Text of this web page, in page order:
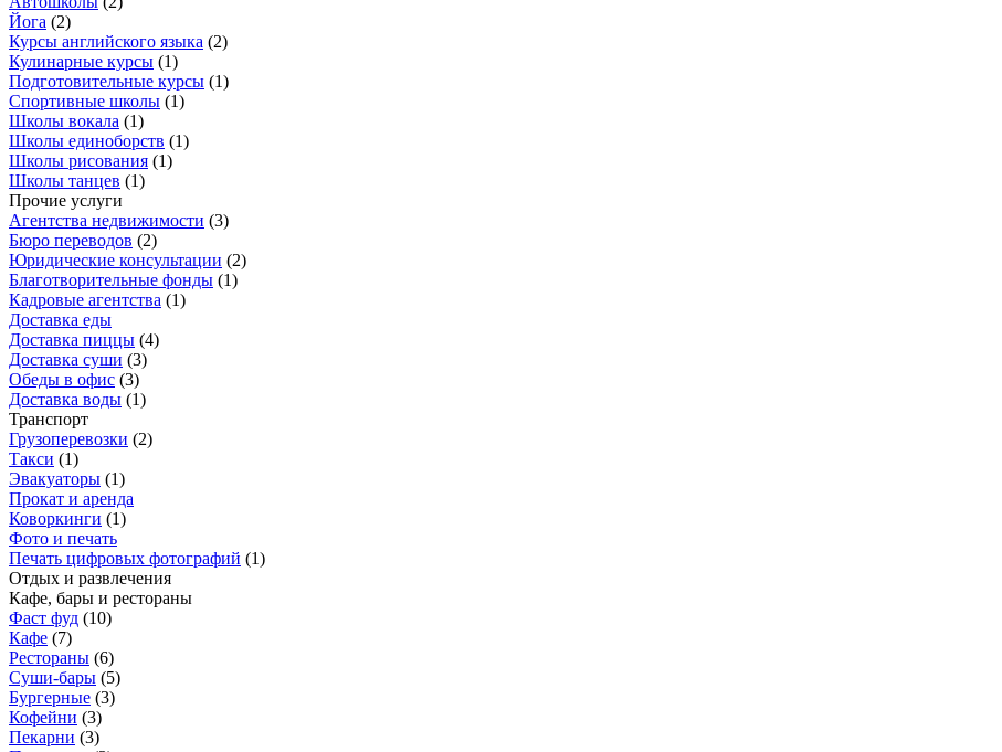
Йога (2)
Курсы английского языка (2)
Кулинарные курсы (1)
Подготовительные курсы (1)
Спортивные школы (1)
Школы вокала (1)
Школы единоборств (1)
Школы рисования (1)
Школы танцев (1)
Прочие услуги
Агентства недвижимости (3)
Бюро переводов (2)
Юридические консультации (2)
Благотворительные фонды (1)
Кадровые агентства (1)
Доставка еды
Доставка пиццы (4)
Доставка суши (3)
Обеды в офис (3)
Доставка воды (1)
Транспорт
Грузоперевозки (2)
Такси (1)
Эвакуаторы (1)
Прокат и аренда
Коворкинги (1)
Фото и печать
Печать цифровых фотографий (1)
Отдых и развлечения
Кафе, бары и рестораны
Фаст фуд (10)
Кафе (7)
Рестораны (6)
Суши-бары (5)
Бургерные (3)
Кофейни (3)
Пекарни (3)